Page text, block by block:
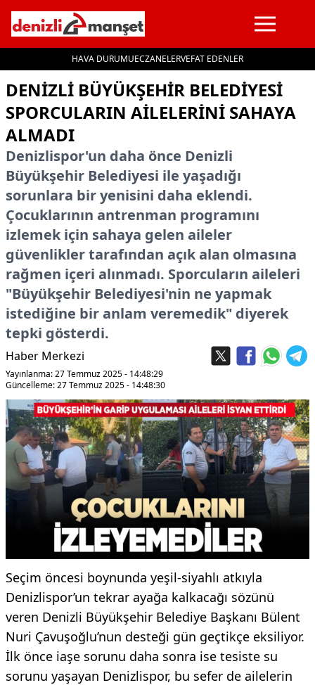
HAVA DURUMUECZANELERVEFAT EDENLER
İçeriğe geç
DENIZLI BÜYÜKŞEHIR BELEDIYESI
SPORCULARIN AILELERINI SAHAYA
ALMADI
Denizlispor'un daha önce Denizli
Büyükşehir Belediyesi ile yaşadığı
sorunlara bir yenisini daha eklendi.
Çocuklarının antrenman programını
izlemek için sahaya gelen aileler
güvenlikler tarafından açık alan olmasına
rağmen içeri alınmadı. Sporcuların aileleri
"Büyükşehir Belediyesi'nin ne yapmak
istediğine bir anlam veremedik" diyerek
tepki gösterdi.
Haber Merkezi
Yayınlanma: 27 Temmuz 2025 - 14:48:29
Güncelleme: 27 Temmuz 2025 - 14:48:30
Seçim öncesi boynunda yeşil-siyahlı atkıyla
Denizlispor’un tekrar ayağa kalkacağı sözünü
veren Denizli Büyükşehir Belediye Başkanı Bülent
Nuri Çavuşoğlu’nun desteği gün geçtikçe eksiliyor.
İlk önce iaşe sorunu daha sonra ise tesiste su
sorunu yaşayan Denizlispor, bu sefer de ailelerin